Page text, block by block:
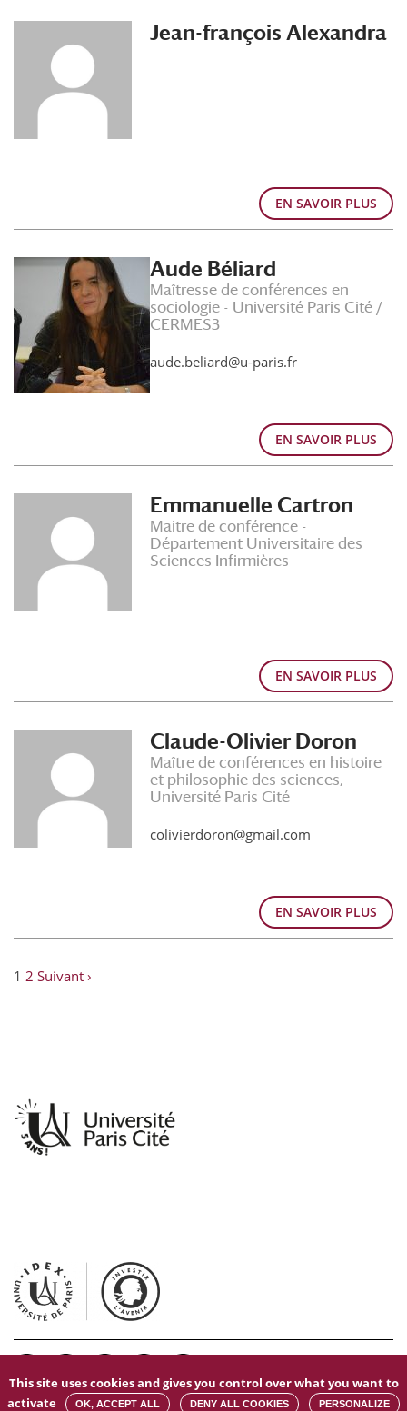
Jean-françois Alexandra
EN SAVOIR PLUS
Aude Béliard
Maîtresse de conférences en
sociologie - Université Paris Cité /
CERMES3
aude.beliard@u-paris.fr
EN SAVOIR PLUS
Emmanuelle Cartron
Maitre de conférence -
Département Universitaire des
Sciences Infirmières
EN SAVOIR PLUS
Claude-Olivier Doron
Maître de conférences en histoire
et philosophie des sciences,
Université Paris Cité
colivierdoron@gmail.com
EN SAVOIR PLUS
1 2 Suivant ›
Mentions légales|Données personnelles|Gestion des cookies|
This site uses cookies and gives you control over what you want to
activate
OK, ACCEPT ALL DENY ALL COOKIES PERSONALIZE